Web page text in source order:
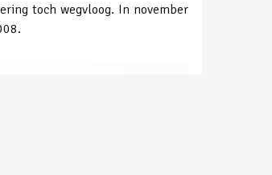
toch wegvloog. In november